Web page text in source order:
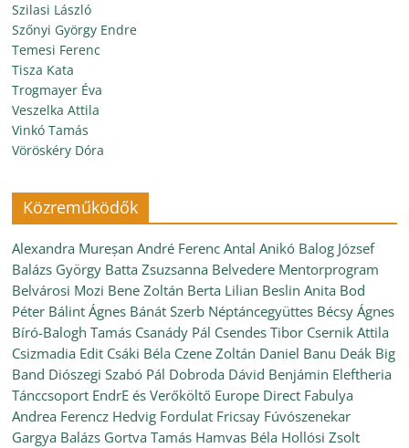
Szilasi László
Szőnyi György Endre
Temesi Ferenc
Tisza Kata
Trogmayer Éva
Veszelka Attila
Vinkó Tamás
Vöröskéry Dóra
Közreműködők
Alexandra Mureșan André Ferenc Antal Anikó Balog József
Balázs György Batta Zsuzsanna Belvedere Mentorprogram
Belvárosi Mozi Bene Zoltán Berta Lilian Beslin Anita Bod
Péter Bálint Ágnes Bánát Szerb Néptáncegyüttes Bécsy Ágnes
Bíró-Balogh Tamás Csanády Pál Csendes Tibor Csernik Attila
Csizmadia Edit Csáki Béla Czene Zoltán Daniel Banu Deák Big
Band Diószegi Szabó Pál Dobroda Dávid Benjámin Eleftheria
Tánccsoport EndrE és Verőköltő Europe Direct Fabulya
Andrea Ferencz Hedvig Fordulat Fricsay Fúvószenekar
Gargya Balázs Gortva Tamás Hamvas Béla Hollósi Zsolt